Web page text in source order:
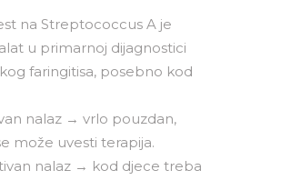
na Streptococcus A je
u primarnoj dijagnostici
faringitisa, posebno kod
nalaz → vrlo pouzdan,
može uvesti terapija.
nalaz → kod djece treba